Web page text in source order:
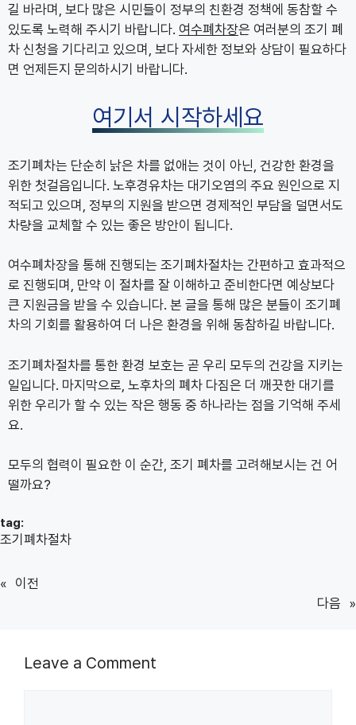
길 바라며, 보다 많은 시민들이 정부의 친환경 정책에 동참할 수
있도록 노력해 주시기 바랍니다. 여수폐차장은 여러분의 조기 폐
차 신청을 기다리고 있으며, 보다 자세한 정보와 상담이 필요하다
면 언제든지 문의하시기 바랍니다.
여기서 시작하세요
조기폐차는 단순히 낡은 차를 없애는 것이 아닌, 건강한 환경을
위한 첫걸음입니다. 노후경유차는 대기오염의 주요 원인으로 지
적되고 있으며, 정부의 지원을 받으면 경제적인 부담을 덜면서도
차량을 교체할 수 있는 좋은 방안이 됩니다.
여수폐차장을 통해 진행되는 조기폐차절차는 간편하고 효과적으
로 진행되며, 만약 이 절차를 잘 이해하고 준비한다면 예상보다
큰 지원금을 받을 수 있습니다. 본 글을 통해 많은 분들이 조기폐
차의 기회를 활용하여 더 나은 환경을 위해 동참하길 바랍니다.
조기폐차절차를 통한 환경 보호는 곧 우리 모두의 건강을 지키는
일입니다. 마지막으로, 노후차의 폐차 다짐은 더 깨끗한 대기를
위한 우리가 할 수 있는 작은 행동 중 하나라는 점을 기억해 주세
요.
모두의 협력이 필요한 이 순간, 조기 폐차를 고려해보시는 건 어
떨까요?
tag:
조기폐차절차
« 이전
다음 »
Leave a Comment